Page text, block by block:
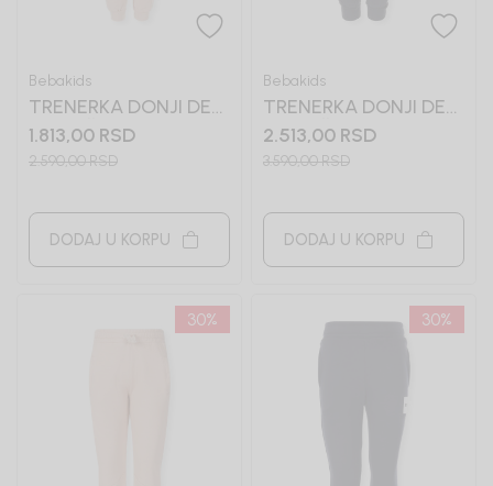
Bebakids
TRENERKA DONJI DEO
ZA DEČAKE BASIC
1.813,00 RSD
2.590,00RSD
DODAJ U KORPU
Bebakids
TRENERKA DONJI DEO
ZA DEČAKE MIKE
2.513,00 RSD
3.590,00RSD
DODAJ U KORPU
30% 30%